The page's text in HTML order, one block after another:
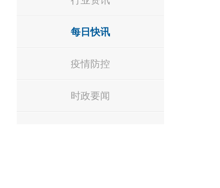
每日快讯
疫情防控
时政要闻